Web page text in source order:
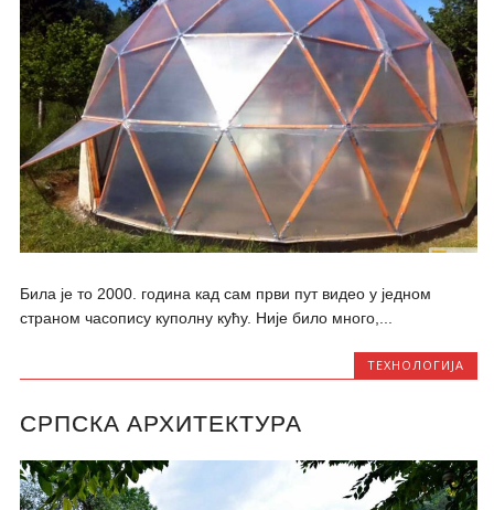
Била је то 2000. година кад сам први пут видео у једном
страном часопису куполну кућу. Није било много,...
ТЕХНОЛОГИЈА
СРПСКА АРХИТЕКТУРА